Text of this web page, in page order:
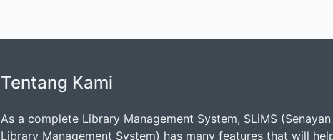
Tentang Kami
As a complete Library Management System, SLiMS (Senayan
Library Management System) has many features that will